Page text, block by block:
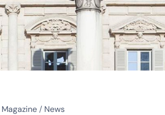
Magazine / News